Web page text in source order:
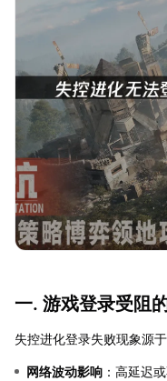
一. 游戏登录受阻
失控进化登录失败现象源
网络波动影响 ：高延迟